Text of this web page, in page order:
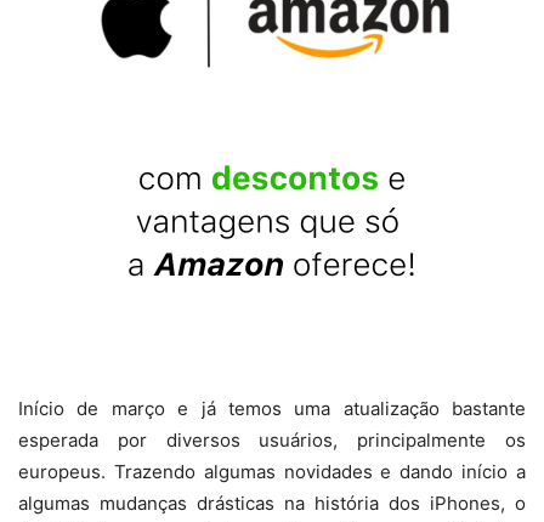
Início de março e já temos uma atualização bastante
esperada por diversos usuários, principalmente os
europeus. Trazendo algumas novidades e dando início a
algumas mudanças drásticas na história dos iPhones, o